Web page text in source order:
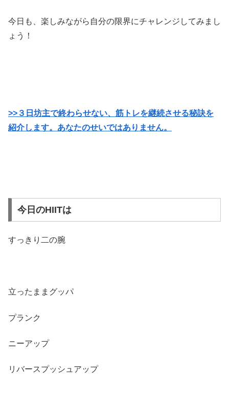
今日も、楽しみながら自分の限界にチャレンジしてみまし
ょう！
>>３日坊主で終わらせない、筋トレを継続させる秘訣を
紹介します。あなたのせいではありません。
今日のHIITは
すっきり二の腕
立ったままグッパ
プランク
ニーアップ
リバースプッシュアップ